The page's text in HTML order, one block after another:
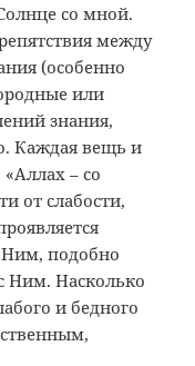
со мной.
между
(особенно
или
знания,
Каждая вещь и
– со
от слабости,
Ним, подобно
Ним. Насколько
и бедного